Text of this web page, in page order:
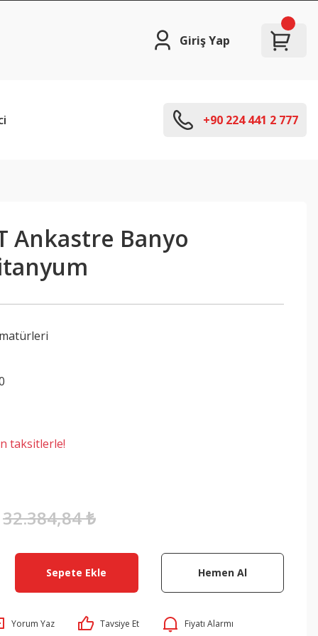
Giriş Yap
+90 224 441 2 777
Ankastre Banyo
taksitlerle!
32.384,84 ₺
Sepete Ekle Hemen Al
Yorum Yaz Tavsiye Et Fiyatı Alarmı